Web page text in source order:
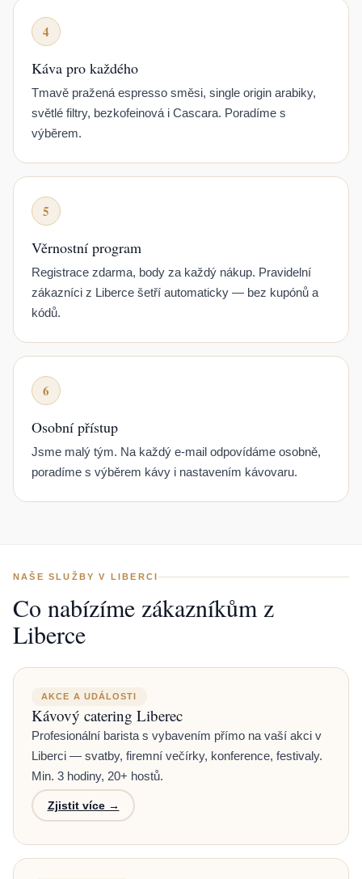
4
Káva pro každého
Tmavě pražená espresso směsi, single origin arabiky,
světlé filtry, bezkofeinová i Cascara. Poradíme s
výběrem.
5
Věrnostní program
Registrace zdarma, body za každý nákup. Pravidelní
zákazníci z Liberce šetří automaticky — bez kupónů a
kódů.
6
Osobní přístup
Jsme malý tým. Na každý e-mail odpovídáme osobně,
poradíme s výběrem kávy i nastavením kávovaru.
NAŠE SLUŽBY V LIBERCI
Co nabízíme zákazníkům z
Liberce
AKCE A UDÁLOSTI
Kávový catering Liberec
Profesionální barista s vybavením přímo na vaší akci v
Liberci — svatby, firemní večírky, konference, festivaly.
Min. 3 hodiny, 20+ hostů.
Zjistit více →